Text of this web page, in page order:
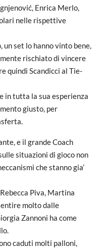
Enrica Merlo,
nelle rispettive
set lo hanno vinto bene,
rischiato di vincere
quindi Scandicci al Tie-
in tutta la sua esperienza
giusto, per
e il grande Coach
situazioni di gioco non
che stanno gia’
Piva, Martina
molto dalle
Zannoni ha come
caduti molti palloni,